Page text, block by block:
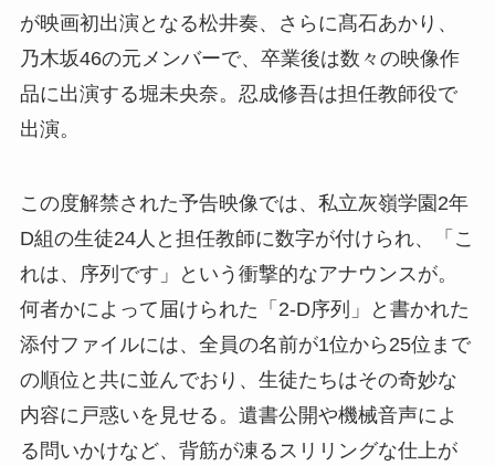
が映画初出演となる松井奏、さらに髙石あかり、
乃木坂46の元メンバーで、卒業後は数々の映像作
品に出演する堀未央奈。忍成修吾は担任教師役で
出演。
この度解禁された予告映像では、私立灰嶺学園2年
D組の生徒24人と担任教師に数字が付けられ、「こ
れは、序列です」という衝撃的なアナウンスが。
何者かによって届けられた「2-D序列」と書かれた
添付ファイルには、全員の名前が1位から25位まで
の順位と共に並んでおり、生徒たちはその奇妙な
内容に戸惑いを見せる。遺書公開や機械音声によ
る問いかけなど、背筋が凍るスリリングな仕上が